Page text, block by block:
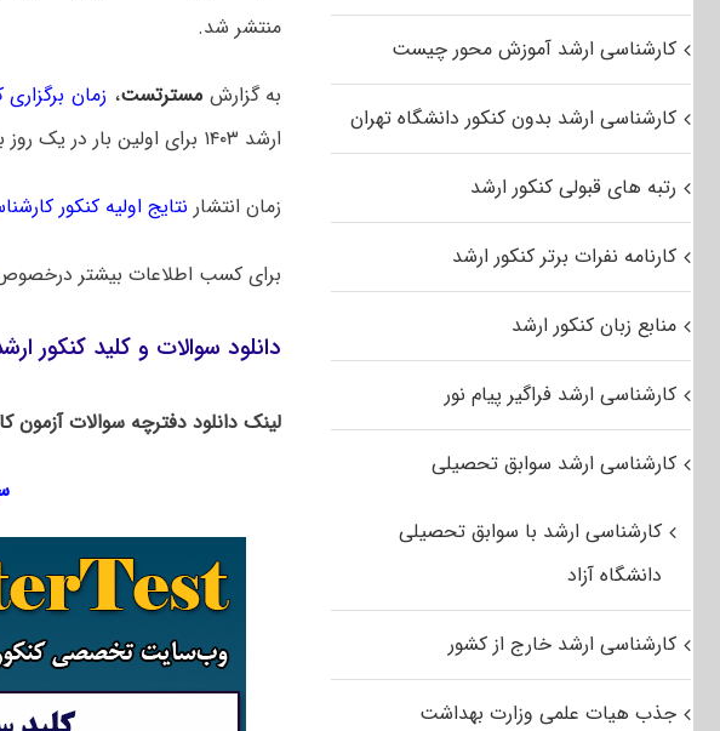
منتشر شد.
به گزارشمسترتست، زمان
ارشد ۱۴۰۳ برای اولین بار در یک روز برگزار شد. در سالهای قبل این آزمون در دو روز متوالی برگزار میشد.
زمان انتشار نتایج اولیه کنکور
برای کسب اطلاعات بیشتر
دانلود سوالات و کلید کنکور ارشد
لینک دانلود دفترچه سوالات
کارشناسی ارشد آموزش محور چیست
کارشناسی ارشد بدون کنکور دانشگاه تهران
رتبه های قبولی کنکور ارشد
کارنامه نفرات برتر کنکور ارشد
منابع زبان کنکور ارشد
کارشناسی ارشد فراگیر پیام نور
کارشناسی ارشد سوابق تحصیلی
کارشناسی ارشد با سوابق تحصیلی
دانشگاه آزاد
کارشناسی ارشد خارج از کشور
جذب هیات علمی وزارت بهداشت